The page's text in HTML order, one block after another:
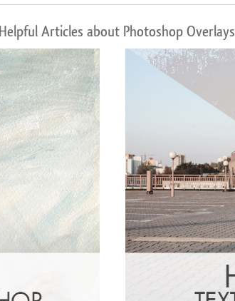
Helpful Articles about Photoshop Overlays